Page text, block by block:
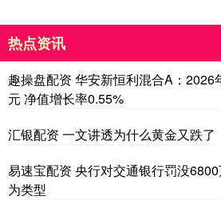
热点资讯
趣操盘配资 华安新恒利混合A：
元 净值增长率0.55%
汇银配资 一文讲透为什么黄金又跌了
易速宝配资 央行对交通银行罚没
为类型